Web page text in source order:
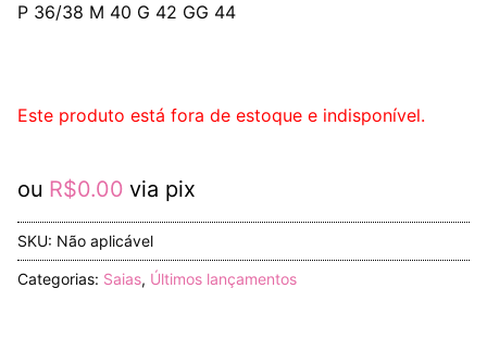
P 36/38 M 40 G 42 GG 44
Este produto está fora de estoque e indisponível.
ou R$0.00 via pix
SKU: Não aplicável
Categorias: Saias, Últimos lançamentos